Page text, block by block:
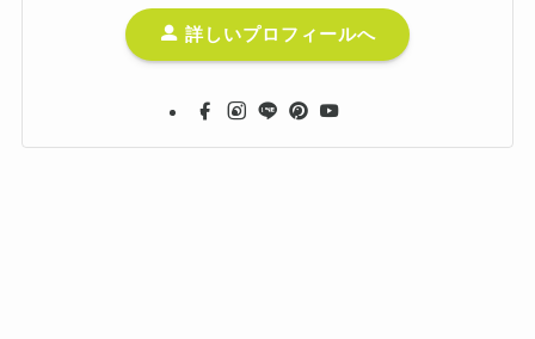
詳しいプロフィールへ